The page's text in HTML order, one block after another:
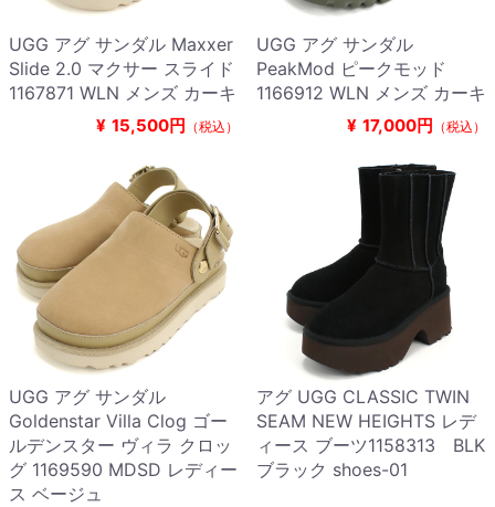
UGG アグ サンダル Maxxer
Slide 2.0 マクサー スライド
1167871 WLN メンズ カーキ
¥ 15,500円 （税込）
UGG アグ サンダル
PeakMod ピークモッド
1166912 WLN メンズ カーキ
¥ 17,000円 （税込）
UGG アグ サンダル
Goldenstar Villa Clog ゴー
ルデンスター ヴィラ クロッ
グ 1169590 MDSD レディー
ス ベージュ
アグ UGG CLASSIC TWIN
SEAM NEW HEIGHTS レデ
ィース ブーツ1158313 BLK
ブラック shoes-01